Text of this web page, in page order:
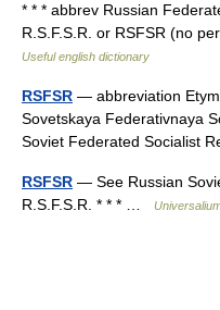
* * * abbrev Russian
R.S.F.S.R. or RSFSR (no
Useful english dictionary
RSFSR — abbreviation
Sovetskaya Federativnaya
Soviet Federated Socialist
RSFSR — See Russian
R.S.F.S.R. * * * …